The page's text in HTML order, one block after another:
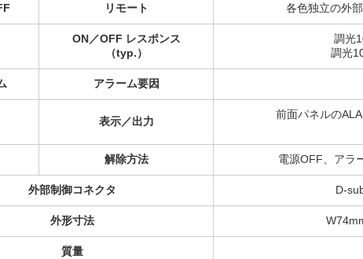
リモート 各色独立の外
ON／OFF レスポンス
（typ.）
調光
調光
アラーム要因
表示／出力
前面パネルの
解除方法 電源OFF、アラ
外部制御コネクタ D-
外形寸法
質量